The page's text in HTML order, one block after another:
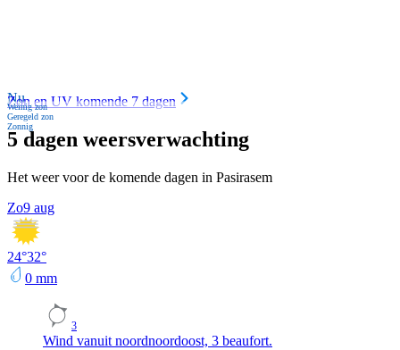
Nu
Weinig zon
Geregeld zon
Zonnig
Zon en UV komende 7 dagen
5 dagen weersverwachting
Het weer voor de komende dagen in Pasirasem
Zo9 aug
24°32°
0 mm
3
Wind vanuit noordnoordoost, 3 beaufort.